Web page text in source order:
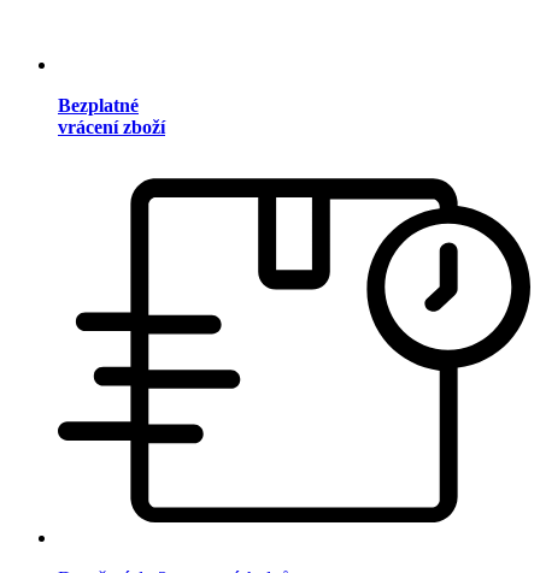
Bezplatné
vrácení zboží